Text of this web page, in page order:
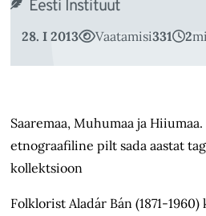
Eesti Instituut
28. I 2013 Vaatamisi331 2
Saaremaa, Muhumaa ja
etnograafiline pilt sada aastat
kollektsioon
Folklorist Aladár Bán (1871-